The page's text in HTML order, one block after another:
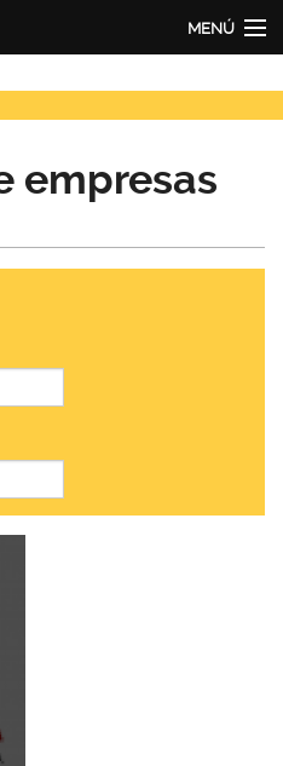
MENÚ
empresas